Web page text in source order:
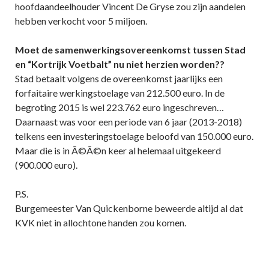
hoofdaandeelhouder Vincent De Gryse zou zijn aandelen
hebben verkocht voor 5 miljoen.
Moet de samenwerkingsovereenkomst tussen Stad
en “Kortrijk Voetbalt” nu niet herzien worden??
Stad betaalt volgens de overeenkomst jaarlijks een
forfaitaire werkingstoelage van 212.500 euro. In de
begroting 2015 is wel 223.762 euro ingeschreven…
Daarnaast was voor een periode van 6 jaar (2013-2018)
telkens een investeringstoelage beloofd van 150.000 euro.
Maar die is in Ã©Ã©n keer al helemaal uitgekeerd
(900.000 euro).
P.S.
Burgemeester Van Quickenborne beweerde altijd al dat
KVK niet in allochtone handen zou komen.